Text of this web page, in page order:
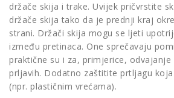
držače skija i trake. Uvijek pričvrstite
držače skija tako da je prednji kraj
strani. Držači skija mogu se ljeti
između pretinaca. One sprečavaju
praktične su i za, primjerice,
prljavih. Dodatno zaštitite prtljagu
(npr. plastičnim vrećama).